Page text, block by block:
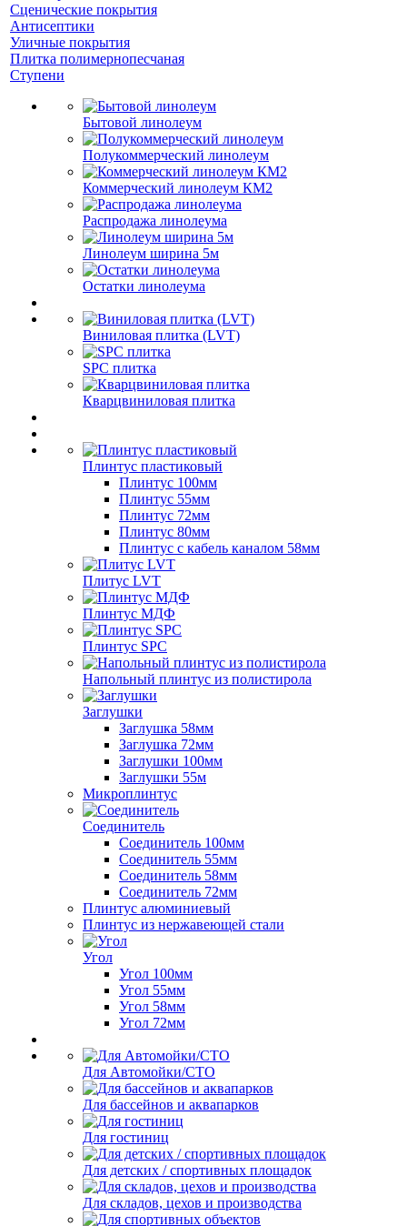
Сценические покрытия
Антисептики
Уличные покрытия
Плитка полимернопесчаная
Ступени
Бытовой линолеум
Полукоммерческий линолеум
Коммерческий линолеум КМ2
Распродажа линолеума
Линолеум ширина 5м
Остатки линолеума
Виниловая плитка (LVT)
SPC плитка
Кварцвиниловая плитка
Плинтус пластиковый
Плинтус 100мм
Плинтус 55мм
Плинтус 72мм
Плинтус 80мм
Плинтус с кабель каналом 58мм
Плитус LVT
Плинтус МДФ
Плинтус SPC
Напольный плинтус из полистирола
Заглушки
Заглушка 58мм
Заглушка 72мм
Заглушки 100мм
Заглушки 55м
Микроплинтус
Соединитель
Соединитель 100мм
Соединитель 55мм
Соединитель 58мм
Соединитель 72мм
Плинтус алюминиевый
Плинтус из нержавеющей стали
Угол
Угол 100мм
Угол 55мм
Угол 58мм
Угол 72мм
Для Автомойки/СТО
Для бассейнов и аквапарков
Для гостиниц
Для детских / спортивных площадок
Для складов, цехов и производства